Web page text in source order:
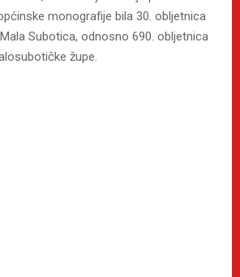
monografije bila 30. obljetnica
Subotica, odnosno 690. obljetnica
župe.